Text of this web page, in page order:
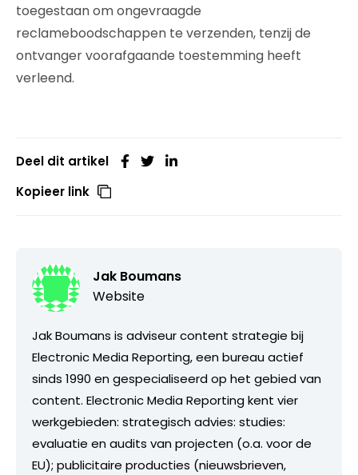
toegestaan om ongevraagde
reclameboodschappen te verzenden, tenzij de
ontvanger voorafgaande toestemming heeft
verleend.
Deel dit artikel
Kopieer link
Jak Boumans
Website
Jak Boumans is adviseur content strategie bij
Electronic Media Reporting, een bureau actief
sinds 1990 en gespecialiseerd op het gebied van
content. Electronic Media Reporting kent vier
werkgebieden: strategisch advies: studies:
evaluatie en audits van projecten (o.a. voor de
EU); publicitaire producties (nieuwsbrieven,